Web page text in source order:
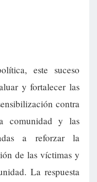
este suceso
y fortalecer las
contra
comunidad y las
a reforzar la
de las víctimas y
La respuesta